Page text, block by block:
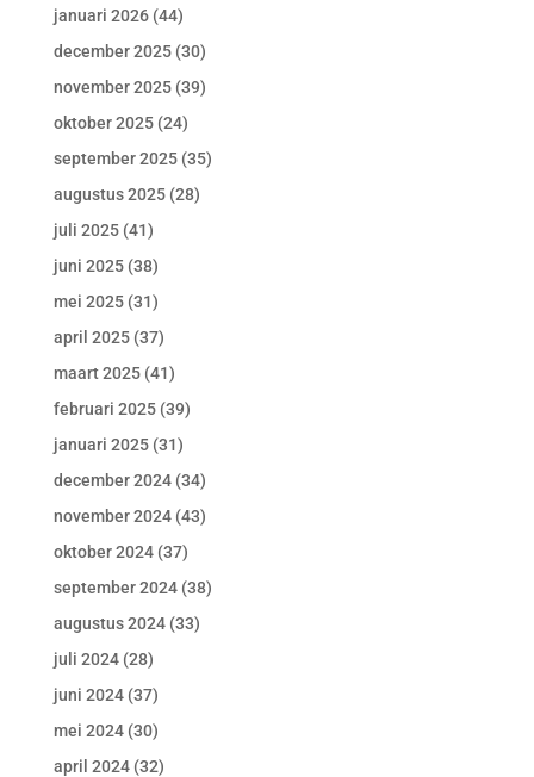
januari 2026(44)
december 2025(30)
november 2025(39)
oktober 2025(24)
september 2025(35)
augustus 2025(28)
juli 2025(41)
juni 2025(38)
mei 2025(31)
april 2025(37)
maart 2025(41)
februari 2025(39)
januari 2025(31)
december 2024(34)
november 2024(43)
oktober 2024(37)
september 2024(38)
augustus 2024(33)
juli 2024(28)
juni 2024(37)
mei 2024(30)
april 2024(32)